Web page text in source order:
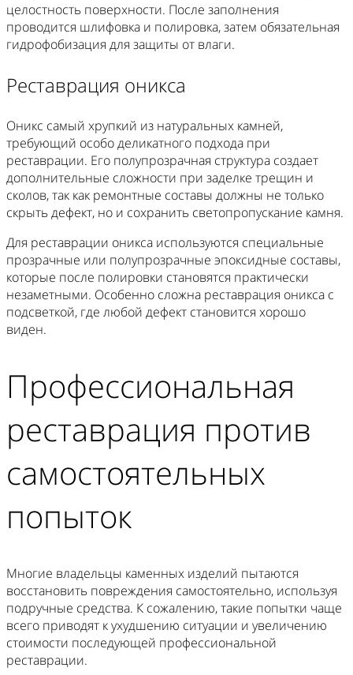
целостность поверхности. После заполнения
проводится шлифовка и полировка, затем обязательная
гидрофобизация для защиты от влаги.
Реставрация оникса
Оникс самый хрупкий из натуральных камней,
требующий особо деликатного подхода при
реставрации. Его полупрозрачная структура создает
дополнительные сложности при заделке трещин и
сколов, так как ремонтные составы должны не только
скрыть дефект, но и сохранить светопропускание камня.
Для реставрации оникса используются специальные
прозрачные или полупрозрачные эпоксидные составы,
которые после полировки становятся практически
незаметными. Особенно сложна реставрация оникса с
подсветкой, где любой дефект становится хорошо
виден.
Профессиональная
реставрация против
самостоятельных
попыток
Многие владельцы каменных изделий пытаются
восстановить повреждения самостоятельно, используя
подручные средства. К сожалению, такие попытки чаще
всего приводят к ухудшению ситуации и увеличению
стоимости последующей профессиональной
реставрации.